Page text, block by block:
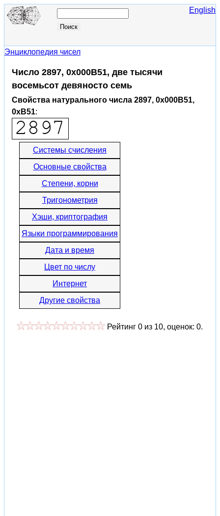
English
Энциклопедия чисел
Число 2897, 0x000B51, две тысячи
восемьсот девяносто семь
Свойства натурального числа 2897, 0x000B51,
0xB51:
Системы счисления
Основные свойства
Степени, корни
Тригонометрия
Хэши, криптография
Языки программирования
Дата и время
Цвет по числу
Интернет
Другие свойства
Рейтинг 0 из 10, оценок: 0.